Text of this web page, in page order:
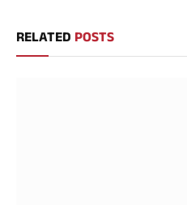
RELATED POSTS